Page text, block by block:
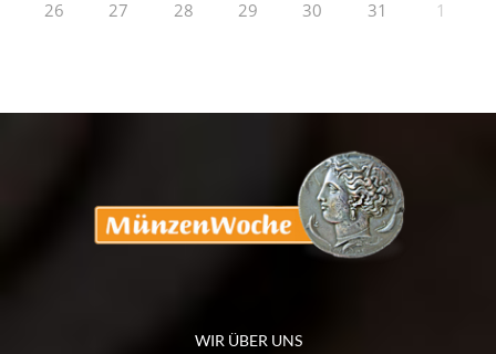
26 27 28 29 30 31 1
WIR ÜBER UNS